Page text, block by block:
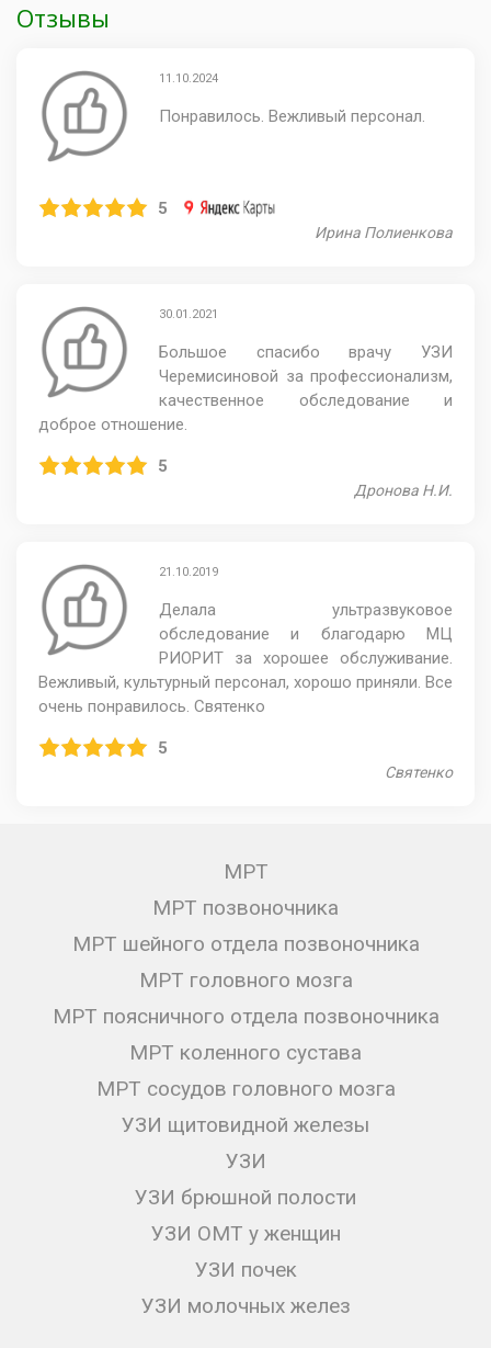
Отзывы
11.10.2024
Понравилось. Вежливый персонал.
5
Ирина Полиенкова
30.01.2021
Большое спасибо врачу УЗИ
Черемисиновой за профессионализм,
качественное обследование и
доброе отношение.
5
Дронова Н.И.
21.10.2019
Делала ультразвуковое
обследование и благодарю МЦ
РИОРИТ за хорошее обслуживание.
Вежливый, культурный персонал, хорошо приняли. Все
очень понравилось. Святенко
5
Святенко
МРТ
МРТ позвоночника
МРТ шейного отдела позвоночника
МРТ головного мозга
МРТ поясничного отдела позвоночника
МРТ коленного сустава
МРТ сосудов головного мозга
УЗИ щитовидной железы
УЗИ
УЗИ брюшной полости
УЗИ ОМТ у женщин
УЗИ почек
УЗИ молочных желез